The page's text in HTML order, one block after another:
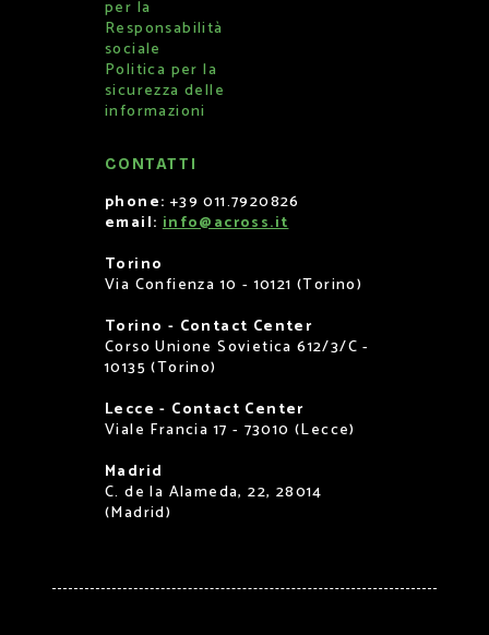
per la
Responsabilità
sociale
Politica per la
sicurezza delle
informazioni
CONTATTI
phone: +39 011.7920826
email: info@across.it
Torino
Via Confienza 10 - 10121 (Torino)
Torino - Contact Center
Corso Unione Sovietica 612/3/C -
10135 (Torino)
Lecce - Contact Center
Viale Francia 17 - 73010 (Lecce)
Madrid
C. de la Alameda, 22, 28014
(Madrid)